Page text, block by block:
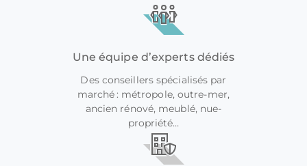
Une équipe d’experts dédiés
Des conseillers spécialisés par
marché : métropole, outre-mer,
ancien rénové, meublé, nue-
propriété…